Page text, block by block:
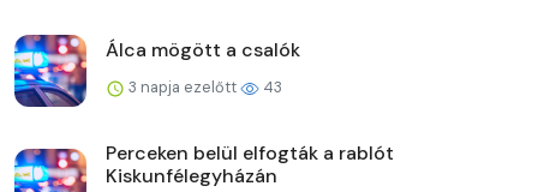
Álca mögött a csalók
3 napja ezelőtt 43
Perceken belül elfogták a rablót
Kiskunfélegyházán